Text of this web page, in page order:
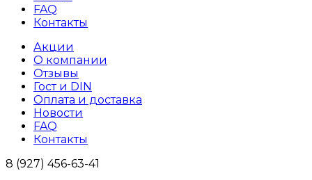
FAQ
Контакты
Акции
О компании
Отзывы
Гост и DIN
Оплата и доставка
Новости
FAQ
Контакты
8 (927) 456-63-41